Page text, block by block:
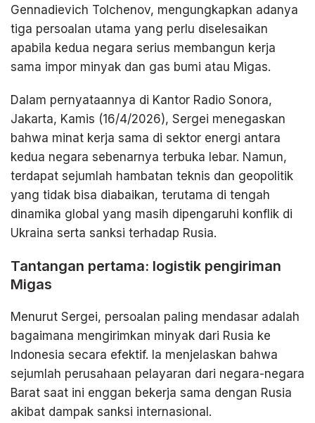
Gennadievich Tolchenov, mengungkapkan adanya
tiga persoalan utama yang perlu diselesaikan
apabila kedua negara serius membangun kerja
sama impor minyak dan gas bumi atau Migas.
Dalam pernyataannya di Kantor Radio Sonora,
Jakarta, Kamis (16/4/2026), Sergei menegaskan
bahwa minat kerja sama di sektor energi antara
kedua negara sebenarnya terbuka lebar. Namun,
terdapat sejumlah hambatan teknis dan geopolitik
yang tidak bisa diabaikan, terutama di tengah
dinamika global yang masih dipengaruhi konflik di
Ukraina serta sanksi terhadap Rusia.
Tantangan pertama: logistik pengiriman
Migas
Menurut Sergei, persoalan paling mendasar adalah
bagaimana mengirimkan minyak dari Rusia ke
Indonesia secara efektif. Ia menjelaskan bahwa
sejumlah perusahaan pelayaran dari negara-negara
Barat saat ini enggan bekerja sama dengan Rusia
akibat dampak sanksi internasional.